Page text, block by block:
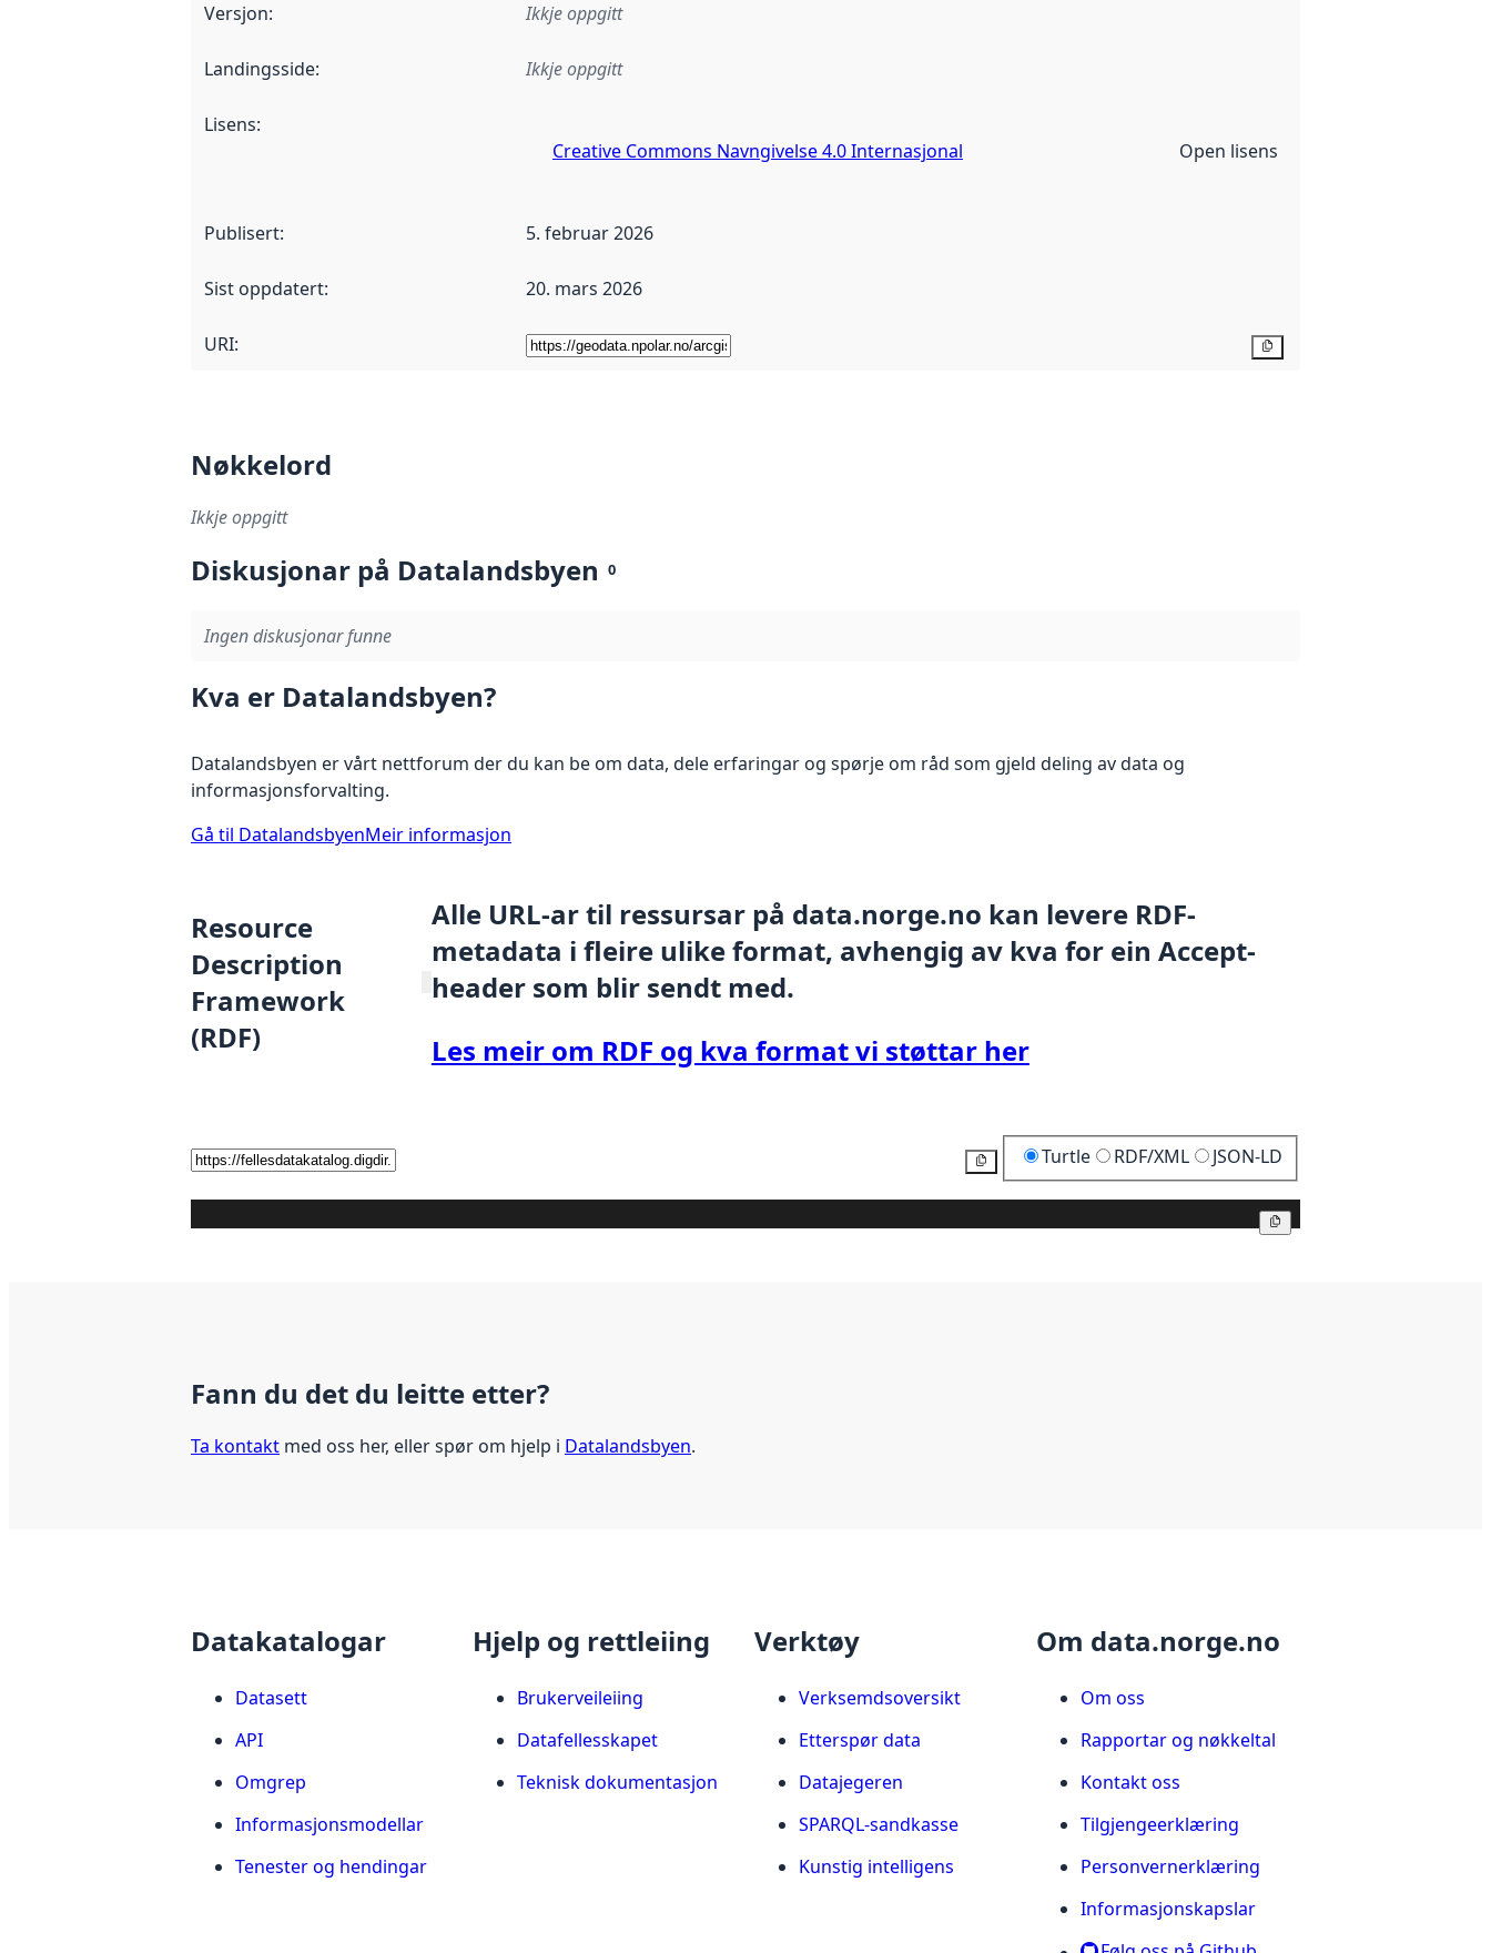
Versjon: Ikkje oppgitt
Landingsside: Ikkje oppgitt
Lisens:
Creative Commons Navngivelse 4.0 Internasjonal
Open lisens
Publisert: 5. februar 2026
Sist oppdatert: 20. mars 2026
URI:
Nøkkelord
Ikkje oppgitt
Diskusjonar på Datalandsbyen 0
Ingen diskusjonar funne
Kva er Datalandsbyen?
Datalandsbyen er vårt nettforum der du kan be om data, dele erfaringar og spørje om råd som gjeld deling av data og
informasjonsforvalting.
Gå til DatalandsbyenMeir informasjon
Resource
Description
Framework
(RDF)
Alle URL-ar til ressursar på data.norge.no kan levere RDF-
metadata i fleire ulike format, avhengig av kva for ein Accept-
header som blir sendt med.
Les meir om RDF og kva format vi støttar her
Kopier Turtle RDF/XML JSON-LD
Fann du det du leitte etter?
Ta kontakt med oss her, eller spør om hjelp i Datalandsbyen.
Datakatalogar
Datasett
API
Omgrep
Informasjonsmodellar
Tenester og hendingar
Hjelp og rettleiing
Brukerveileiing
Datafellesskapet
Teknisk dokumentasjon
Verktøy
Verksemdsoversikt
Etterspør data
Datajegeren
SPARQL-sandkasse
Kunstig intelligens
Om data.norge.no
Om oss
Rapportar og nøkkeltal
Kontakt oss
Tilgjengeerklæring
Personvernerklæring
Informasjonskapslar